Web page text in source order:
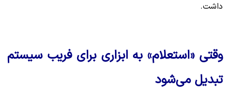
داشت.
وقتی «استعلام» به ابزاری برای فریب سیستم
تبدیل می‌شود